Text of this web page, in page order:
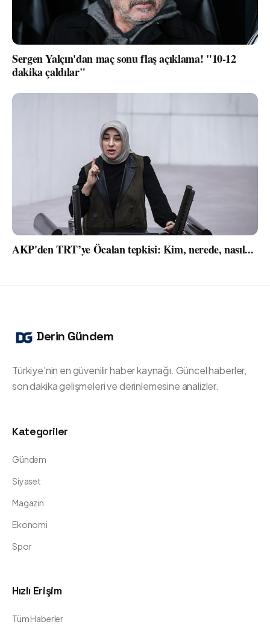
Sergen Yalçın'dan maç sonu flaş açıklama! "10-12
dakika çaldılar"
AKP'den TRT’ye Öcalan tepkisi: Kim, nerede, nasıl...
Derin Gündem
Türkiye'nin en güvenilir haber kaynağı. Güncel haberler,
son dakika gelişmeleri ve derinlemesine analizler.
Kategoriler
Gündem
Siyaset
Magazin
Ekonomi
Spor
Hızlı Erişim
Tüm Haberler